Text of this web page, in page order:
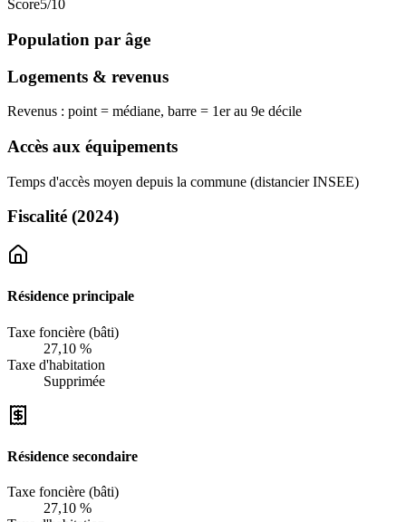
Score5/10
Population par âge
Logements & revenus
Revenus : point = médiane, barre = 1er au 9e décile
Accès aux équipements
Temps d'accès moyen depuis la commune (distancier INSEE)
Fiscalité (2024)
Résidence principale
Taxe foncière (bâti)
27,10 %
Taxe d'habitation
Supprimée
Résidence secondaire
Taxe foncière (bâti)
27,10 %